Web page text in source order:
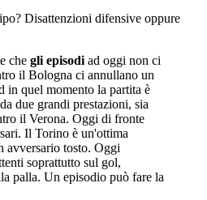
Disattenzioni difensive oppure
che gli episodi ad oggi non ci
il Bologna ci annullano un
in quel momento la partita è
due grandi prestazioni, sia
il Verona. Oggi di fronte
Il Torino è un'ottima
avversario tosto. Oggi
soprattutto sul gol,
palla. Un episodio può fare la